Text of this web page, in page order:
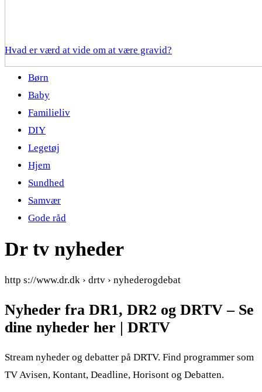
Hvad er værd at vide om at være gravid?
Børn
Baby
Familieliv
DIY
Legetøj
Hjem
Sundhed
Samvær
Gode råd
Dr tv nyheder
http s://www.dr.dk › drtv › nyhederogdebat
Nyheder fra DR1, DR2 og DRTV – Se
dine nyheder her | DRTV
Stream nyheder og debatter på DRTV. Find programmer som
TV Avisen, Kontant, Deadline, Horisont og Debatten.